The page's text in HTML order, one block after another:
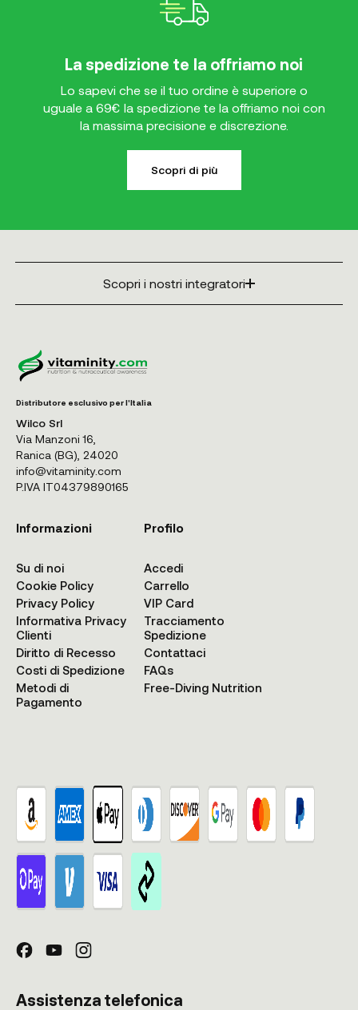
La spedizione te la offriamo noi
Lo sapevi che se il tuo ordine è superiore o
uguale a 69€ la spedizione te la offriamo noi con
la massima precisione e discrezione.
Scopri di più
Scopri i nostri integratori
Distributore esclusivo per l'Italia
Wilco Srl
Via Manzoni 16,
Ranica (BG), 24020
info@vitaminity.com
P.IVA IT04379890165
Informazioni
Su di noi
Cookie Policy
Privacy Policy
Informativa Privacy
Clienti
Diritto di Recesso
Costi di Spedizione
Metodi di
Pagamento
Profilo
Accedi
Carrello
VIP Card
Tracciamento
Spedizione
Contattaci
FAQs
Free-Diving Nutrition
Assistenza telefonica